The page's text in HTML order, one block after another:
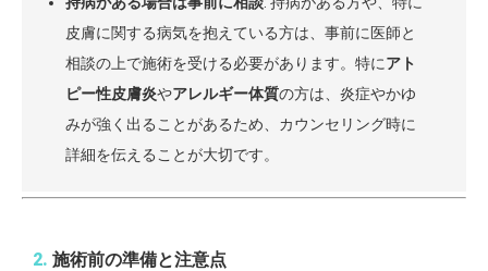
皮膚に関する病気を抱えている方は、事前に医師と
相談の上で施術を受ける必要があります。特にアト
ピー性皮膚炎やアレルギー体質の方は、炎症やかゆ
みが強く出ることがあるため、カウンセリング時に
詳細を伝えることが大切です。
2. 施術前の準備と注意点